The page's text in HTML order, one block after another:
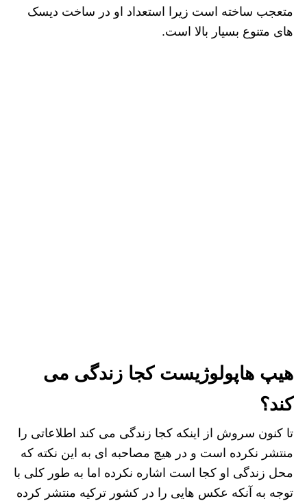
متعجب ساخته است زیرا استعداد او در ساخت دیسک
های متنوع بسیار بالا است.
هیپ هاپولوژیست کجا زندگی می
کند؟
تا کنون سروش از اینکه کجا زندگی می کند اطلاعاتی را
منتشر نکرده است و در هیچ مصاحبه ای به این نکته که
محل زندگی او کجا است اشاره نکرده اما به طور کلی با
توجه به آنکه عکس هایی را در کشور ترکیه منتشر کرده